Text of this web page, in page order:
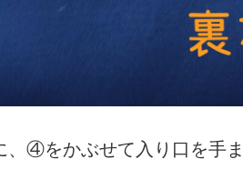
④をかぶせて入り口を手